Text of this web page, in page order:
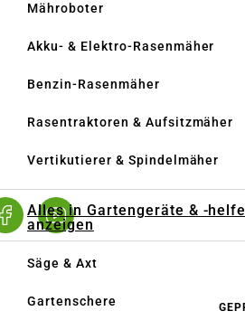
Mähroboter
Akku- & Elektro-Rasenmäher
Benzin-Rasenmäher
Rasentraktoren & Aufsitzmäher
Vertikutierer & Spindelmäher
Alles in Gartengeräte & -
anzeigen
Säge & Axt
Gartenschere